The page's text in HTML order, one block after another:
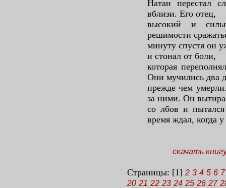
Натан перестал
вблизи. Его отец,
высокий и
решимости
минуту спустя он
и стонал от боли,
которая
Они мучились два
прежде чем
за ними. Он
со лбов и
время ждал, когда у
скачать
Страницы: [1] 2 3 4 5 6 7
20 21 22 23 24 25 26 27